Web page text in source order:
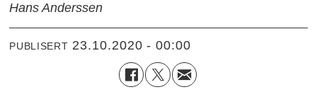
Hans Anderssen
PUBLISERT 23.10.2020 - 00:00